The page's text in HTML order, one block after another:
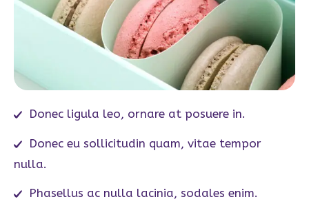
Donec ligula leo, ornare at posuere in.
Donec eu sollicitudin quam, vitae tempor
nulla.
Phasellus ac nulla lacinia, sodales enim.